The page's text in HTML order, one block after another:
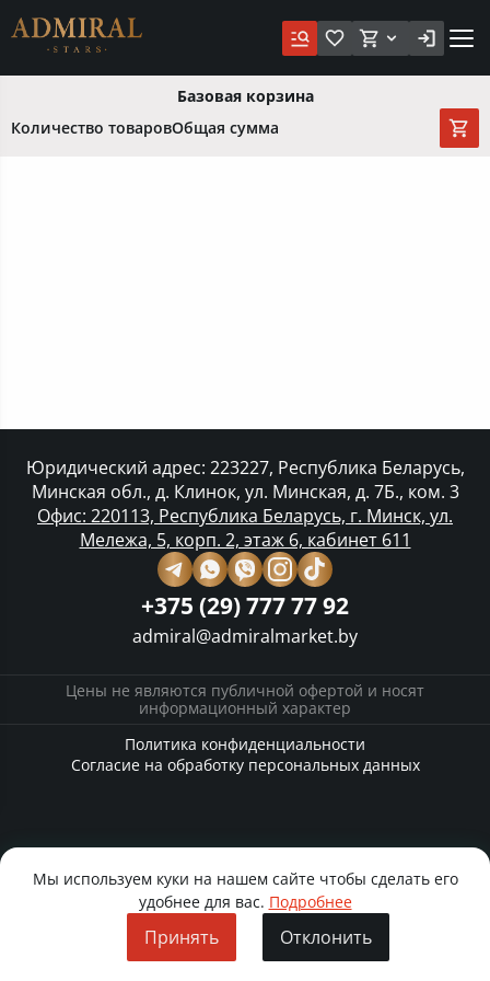
Базовая корзина
Количество товаровОбщая сумма
Юридический адрес: 223227, Республика Беларусь,
Минская обл., д. Клинок, ул. Минская, д. 7Б., ком. 3
Офис: 220113, Республика Беларусь, г. Минск, ул.
Мележа, 5, корп. 2, этаж 6, кабинет 611
+375 (29) 777 77 92
admiral@admiralmarket.by
Цены не являются публичной офертой и носят
информационный характер
Политика конфиденциальности
Согласие на обработку персональных данных
Мы используем куки на нашем сайте чтобы сделать его
удобнее для вас. Подробнее
Принять Отклонить